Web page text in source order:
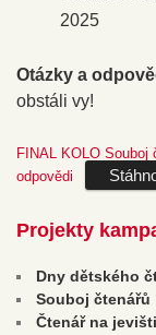
2025
Otázky a
obstáli vy!
FINAL KOLO Souboj
odpovědi
Projekty
Dny dětského
Souboj čtenářů
Čtenář na jevišti